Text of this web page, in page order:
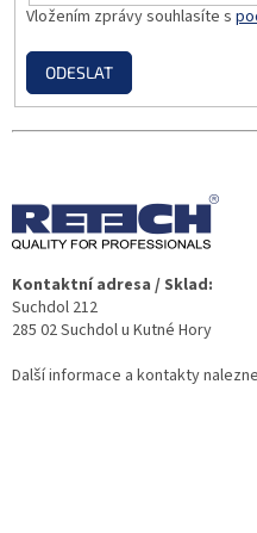
Vložením zprávy souhlasíte s
ODESLAT
Kontaktní adresa / Sklad:
Suchdol 212
285 02 Suchdol u Kutné Hory
Další informace a kontakty